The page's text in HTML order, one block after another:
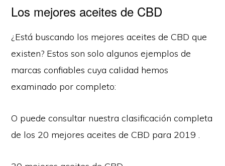
Los mejores aceites de CBD
¿Está buscando los mejores aceites de CBD que
existen? Estos son solo algunos ejemplos de
marcas confiables cuya calidad hemos
examinado por completo:
O puede consultar nuestra clasificación completa
de los 20 mejores aceites de CBD para 2019 .